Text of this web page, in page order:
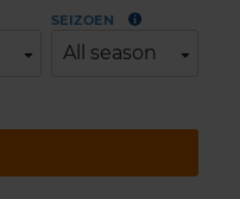
SEIZOEN
All season